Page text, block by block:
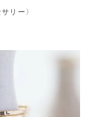
リー〉